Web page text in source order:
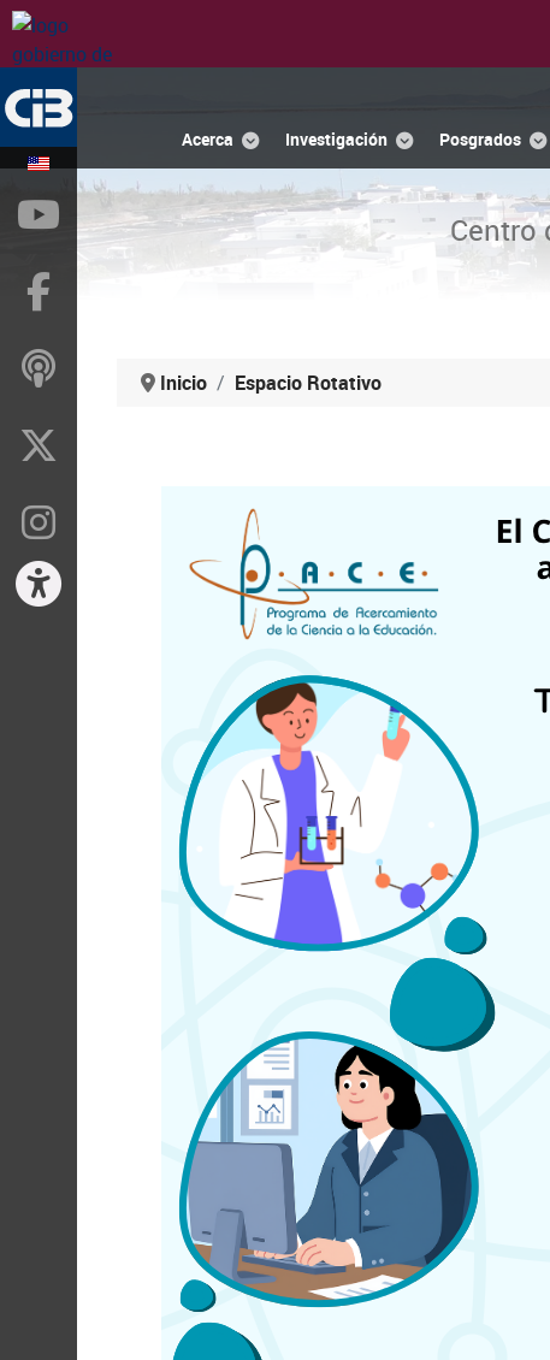
Acerca Investigación Posgrados
Centro
Inicio Espacio Rotativo
YouTube
ivoox
Instragram